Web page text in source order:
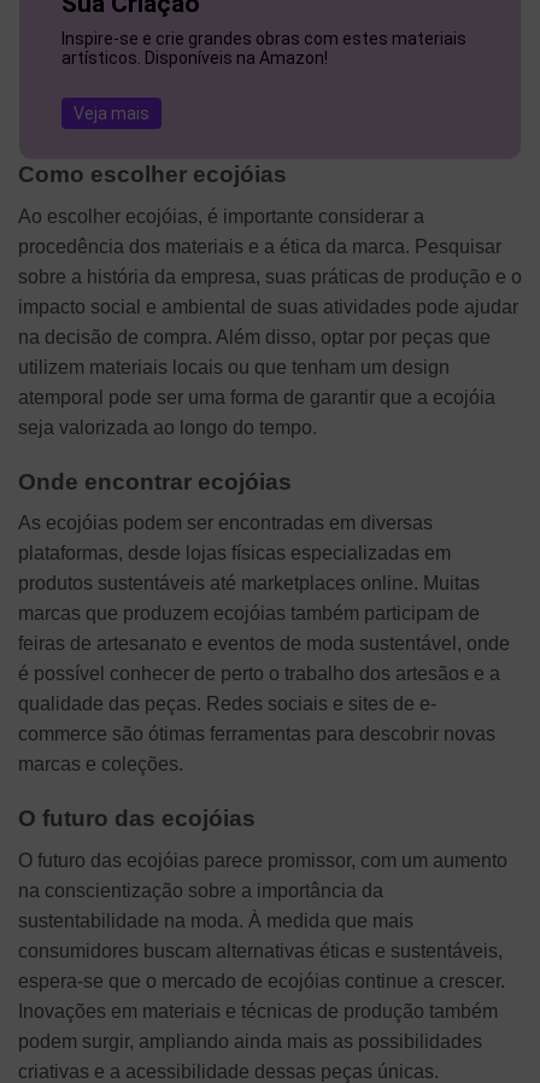
Inspire-se e crie grandes obras com estes materiais
artísticos. Disponíveis na Amazon!
Veja mais
Como escolher ecojóias
Ao escolher ecojóias, é importante considerar a
procedência dos materiais e a ética da marca. Pesquisar
sobre a história da empresa, suas práticas de produção e o
impacto social e ambiental de suas atividades pode ajudar
na decisão de compra. Além disso, optar por peças que
utilizem materiais locais ou que tenham um design
atemporal pode ser uma forma de garantir que a ecojóia
seja valorizada ao longo do tempo.
Onde encontrar ecojóias
As ecojóias podem ser encontradas em diversas
plataformas, desde lojas físicas especializadas em
produtos sustentáveis até marketplaces online. Muitas
marcas que produzem ecojóias também participam de
feiras de artesanato e eventos de moda sustentável, onde
é possível conhecer de perto o trabalho dos artesãos e a
qualidade das peças. Redes sociais e sites de e-
commerce são ótimas ferramentas para descobrir novas
marcas e coleções.
O futuro das ecojóias
O futuro das ecojóias parece promissor, com um aumento
na conscientização sobre a importância da
sustentabilidade na moda. À medida que mais
consumidores buscam alternativas éticas e sustentáveis,
espera-se que o mercado de ecojóias continue a crescer.
Inovações em materiais e técnicas de produção também
podem surgir, ampliando ainda mais as possibilidades
criativas e a acessibilidade dessas peças únicas.